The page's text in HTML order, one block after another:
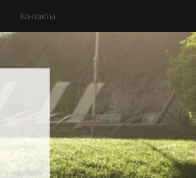
Контакты